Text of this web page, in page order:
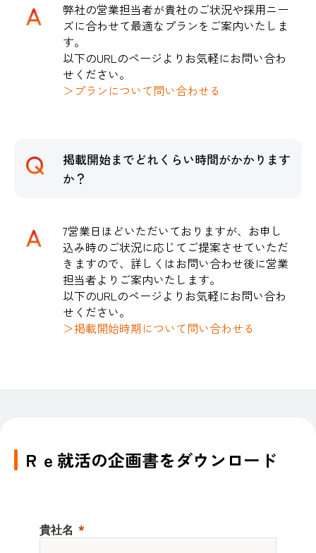
弊社の営業担当者が貴社のご状況や採用ニー
ズに合わせて最適なプランをご案内いたしま
す。
以下のURLのページよりお気軽にお問い合わ
せください。
＞プランについて問い合わせる
掲載開始までどれくらい時間がかかります
か？
7営業日ほどいただいておりますが、お申し
込み時のご状況に応じてご提案させていただ
きますので、詳しくはお問い合わせ後に営業
担当者よりご案内いたします。
以下のURLのページよりお気軽にお問い合わ
せください。
＞掲載開始時期について問い合わせる
Ｒｅ就活の企画書をダウンロード
貴社名